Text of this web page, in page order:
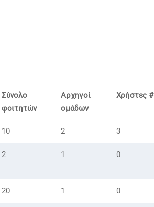
Σύνολο
φοιτητών
Αρχηγοί
ομάδων
Χρήστες #
10 2 3
2 1 0
20 1 0